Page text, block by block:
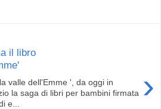
il libro
›
valle dell'Emme ', da oggi in
la saga di libri per bambini firmata
e...